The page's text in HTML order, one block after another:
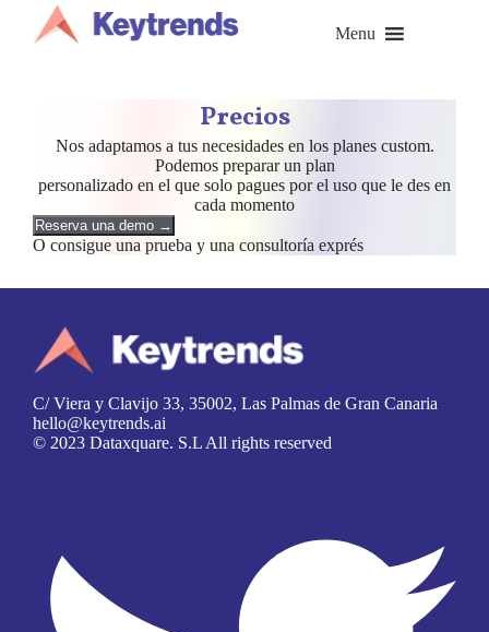
contenido
Menu
Precios
Nos adaptamos a tus necesidades en los planes custom.
Podemos preparar un plan
personalizado en el que solo pagues por el uso que le des en
cada momento
Reserva una demo →
O consigue una prueba y una consultoría exprés
C/ Viera y Clavijo 33, 35002, Las Palmas de Gran Canaria
hello@keytrends.ai
© 2023 Dataxquare. S.L All rights reserved